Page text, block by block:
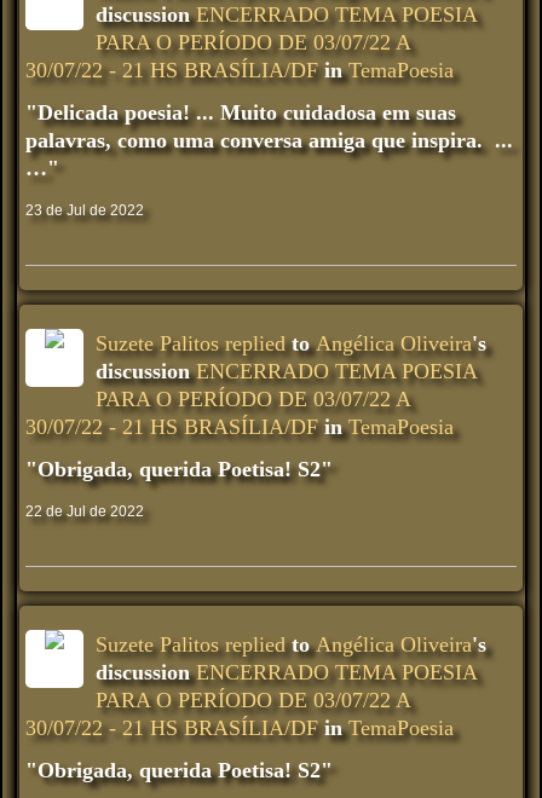
discussionENCERRADO TEMA POESIA
PARA O PERÍODO DE 03/07/22 A
30/07/22 - 21 HS BRASÍLIA/DFinTemaPoesia
"Delicada poesia! ... Muito cuidadosa em suas
palavras, como uma conversa amiga que inspira. ...
…"
23 de Jul de 2022
Suzete Palitos repliedtoAngélica Oliveira's
discussionENCERRADO TEMA POESIA
PARA O PERÍODO DE 03/07/22 A
30/07/22 - 21 HS BRASÍLIA/DFinTemaPoesia
"Obrigada, querida Poetisa! S2"
22 de Jul de 2022
Suzete Palitos repliedtoAngélica Oliveira's
discussionENCERRADO TEMA POESIA
PARA O PERÍODO DE 03/07/22 A
30/07/22 - 21 HS BRASÍLIA/DFinTemaPoesia
"Obrigada, querida Poetisa! S2"